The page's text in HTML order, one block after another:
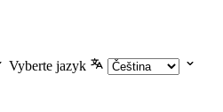
Vyberte jazyk